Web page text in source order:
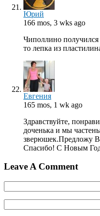
Юрий
166 mos, 3 wks ago
Чиполлино
то лепка из
Евгения
165 mos, 1 wk ago
Здравствуйте,
доченька и мы
зверюшек.Предложу
Спасибо! С Новым
Leave A Comment